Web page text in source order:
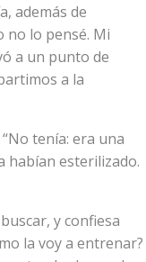
además de
no lo pensé. Mi
a un punto de
a la
tenía: era una
habían esterilizado.
y confiesa
la voy a entrenar?